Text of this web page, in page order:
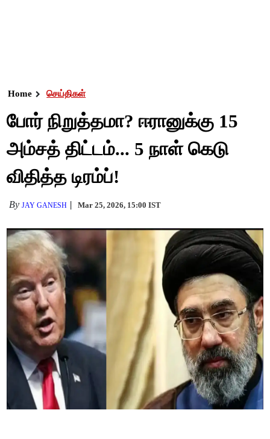
Home செய்திகள்
போர் நிறுத்தமா? ஈரானுக்கு 15
அம்சத் திட்டம்... 5 நாள் கெடு
விதித்த டிரம்ப்!
ByJAY GANESH Mar 25, 2026, 15:00 IST